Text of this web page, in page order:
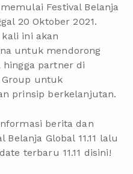
Festival Belanja
20 Oktober 2021.
kali ini akan
untuk mendorong
hingga partner di
untuk
prinsip berkelanjutan.
berita dan
Global 11.11 lalu
terbaru 11.11 disini!